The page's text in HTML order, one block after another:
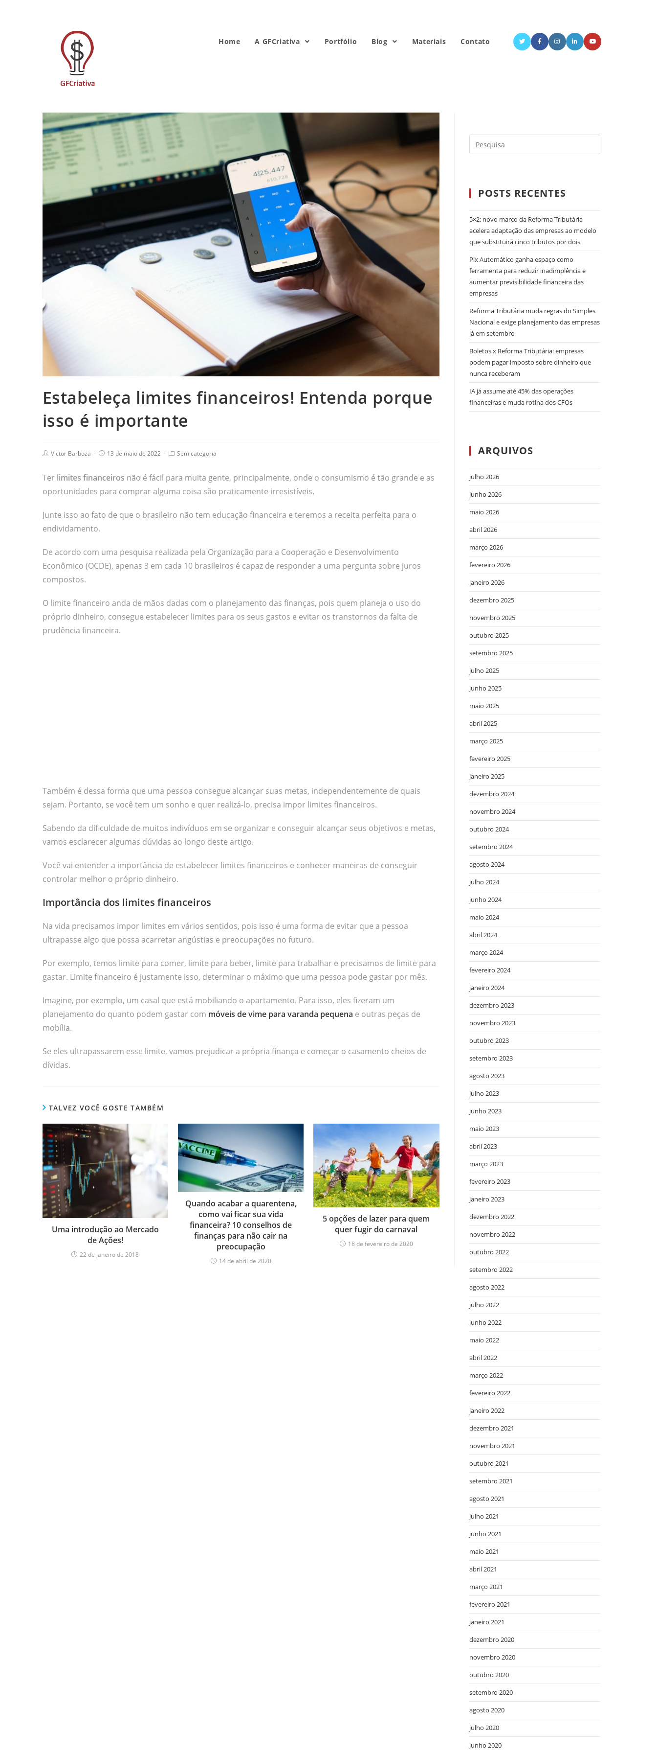
Home A GFCriativa Portfólio Blog Materiais Contato
Estabeleça limites financeiros! Entenda porque
isso é importante
Victor Barboza 13 de maio de 2022 Sem categoria
Ter limites financeiros não é fácil para muita gente, principalmente, onde o consumismo é tão grande e as
oportunidades para comprar alguma coisa são praticamente irresistíveis.
Junte isso ao fato de que o brasileiro não tem educação financeira e teremos a receita perfeita para o
endividamento.
De acordo com uma pesquisa realizada pela Organização para a Cooperação e Desenvolvimento
Econômico (OCDE), apenas 3 em cada 10 brasileiros é capaz de responder a uma pergunta sobre juros
compostos.
O limite financeiro anda de mãos dadas com o planejamento das finanças, pois quem planeja o uso do
próprio dinheiro, consegue estabelecer limites para os seus gastos e evitar os transtornos da falta de
prudência financeira.
Também é dessa forma que uma pessoa consegue alcançar suas metas, independentemente de quais
sejam. Portanto, se você tem um sonho e quer realizá-lo, precisa impor limites financeiros.
Sabendo da dificuldade de muitos indivíduos em se organizar e conseguir alcançar seus objetivos e metas,
vamos esclarecer algumas dúvidas ao longo deste artigo.
Você vai entender a importância de estabelecer limites financeiros e conhecer maneiras de conseguir
controlar melhor o próprio dinheiro.
Importância dos limites financeiros
Na vida precisamos impor limites em vários sentidos, pois isso é uma forma de evitar que a pessoa
ultrapasse algo que possa acarretar angústias e preocupações no futuro.
Por exemplo, temos limite para comer, limite para beber, limite para trabalhar e precisamos de limite para
gastar. Limite financeiro é justamente isso, determinar o máximo que uma pessoa pode gastar por mês.
Imagine, por exemplo, um casal que está mobiliando o apartamento. Para isso, eles fizeram um
planejamento do quanto podem gastar com móveis de vime para varanda pequena e outras peças de
mobília.
Se eles ultrapassarem esse limite, vamos prejudicar a própria finança e começar o casamento cheios de
dívidas.
TALVEZ VOCÊ GOSTE TAMBÉM
Uma introdução ao Mercado
de Ações!
22 de janeiro de 2018
Quando acabar a quarentena,
como vai ficar sua vida
financeira? 10 conselhos de
finanças para não cair na
preocupação
14 de abril de 2020
5 opções de lazer para quem
quer fugir do carnaval
18 de fevereiro de 2020
POSTS RECENTES
5×2: novo marco da Reforma Tributária
acelera adaptação das empresas ao modelo
que substituirá cinco tributos por dois
Pix Automático ganha espaço como
ferramenta para reduzir inadimplência e
aumentar previsibilidade financeira das
empresas
Reforma Tributária muda regras do Simples
Nacional e exige planejamento das empresas
já em setembro
Boletos x Reforma Tributária: empresas
podem pagar imposto sobre dinheiro que
nunca receberam
IA já assume até 45% das operações
financeiras e muda rotina dos CFOs
ARQUIVOS
julho 2026
junho 2026
maio 2026
abril 2026
março 2026
fevereiro 2026
janeiro 2026
dezembro 2025
novembro 2025
outubro 2025
setembro 2025
julho 2025
junho 2025
maio 2025
abril 2025
março 2025
fevereiro 2025
janeiro 2025
dezembro 2024
novembro 2024
outubro 2024
setembro 2024
agosto 2024
julho 2024
junho 2024
maio 2024
abril 2024
março 2024
fevereiro 2024
janeiro 2024
dezembro 2023
novembro 2023
outubro 2023
setembro 2023
agosto 2023
julho 2023
junho 2023
maio 2023
abril 2023
março 2023
fevereiro 2023
janeiro 2023
dezembro 2022
novembro 2022
outubro 2022
setembro 2022
agosto 2022
julho 2022
junho 2022
maio 2022
abril 2022
março 2022
fevereiro 2022
janeiro 2022
dezembro 2021
novembro 2021
outubro 2021
setembro 2021
agosto 2021
julho 2021
junho 2021
maio 2021
abril 2021
março 2021
fevereiro 2021
janeiro 2021
dezembro 2020
novembro 2020
outubro 2020
setembro 2020
agosto 2020
julho 2020
junho 2020